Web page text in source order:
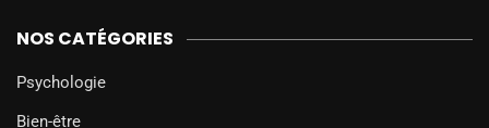
NOS CATÉGORIES
Psychologie
Bien-être